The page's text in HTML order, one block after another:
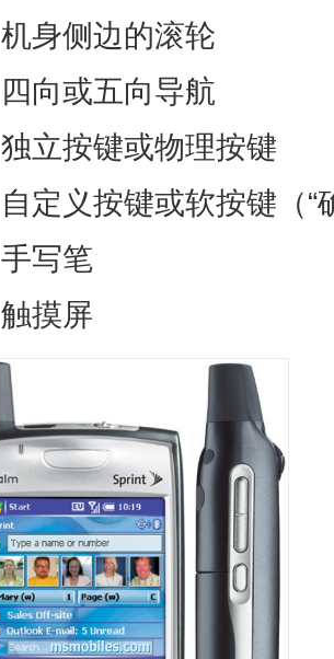
机身侧边的滚轮
四向或五向导航
独立按键或物理按键
自定义按键或软按键（“
手写笔
触摸屏